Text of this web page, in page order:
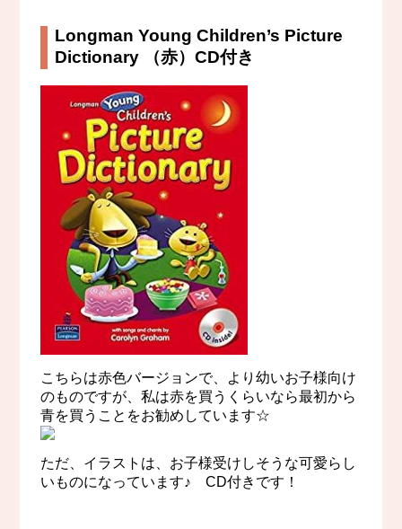
Longman Young Children’s Picture
Dictionary （赤）CD付き
こちらは赤色バージョンで、より幼いお子様向け
のものですが、私は赤を買うくらいなら最初から
青を買うことをお勧めしています☆
ただ、イラストは、お子様受けしそうな可愛らし
いものになっています♪ CD付きです！